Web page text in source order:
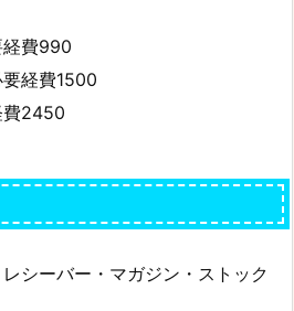
経費990
要経費1500
費2450
シーバー・マガジン・ストック